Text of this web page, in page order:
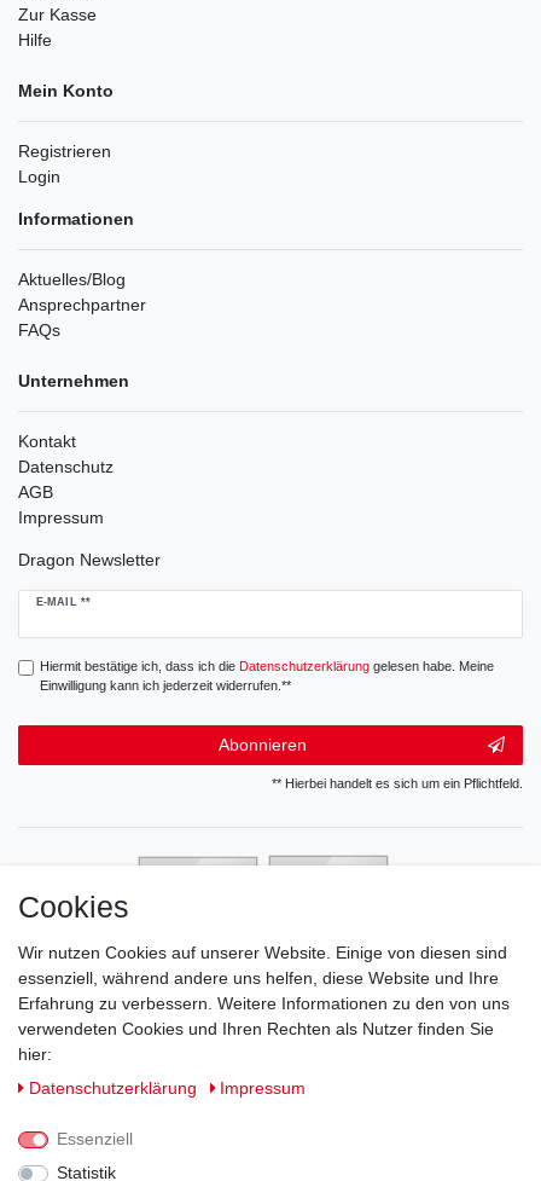
Zur Kasse
Hilfe
Mein Konto
Registrieren
Login
Informationen
Aktuelles/Blog
Ansprechpartner
FAQs
Unternehmen
Kontakt
Datenschutz
AGB
Impressum
Dragon Newsletter
E-MAIL **
Newsletter
Hiermit bestätige ich, dass ich die Daten­schutz­erklärunggelesen habe. Meine
Einwilligung kann ich jederzeit widerrufen.**
Abonnieren
** Hierbei handelt es sich um ein Pflichtfeld.
Cookies
Wir nutzen Cookies auf unserer Website. Einige von diesen sind
essenziell, während andere uns helfen, diese Website und Ihre
Erfahrung zu verbessern. Weitere Informationen zu den von uns
verwendeten Cookies und Ihren Rechten als Nutzer finden Sie
hier:
Daten­schutz­erklärung
Impressum
Essenziell
Statistik